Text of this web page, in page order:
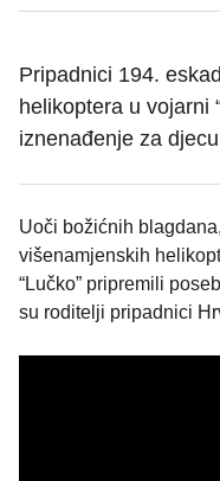
Pripadnici 194.
helikoptera u vojarni
iznenađenje za djecu
Uoči božićnih
višenamjenskih
“Lučko” pripremili
su roditelji pripadnici